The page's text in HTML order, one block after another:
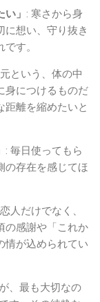
」 : 寒さから身
に想い、守り抜き
す。
という、体の中
身につけるものだ
距離を縮めたいと
: 毎日使ってもら
の存在を感じてほ
人だけでなく、
の感謝や「これか
情が込められてい
、最も大切なの